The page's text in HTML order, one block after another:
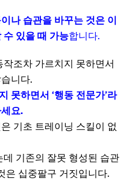
나 습관을 바꾸는 것은 이
수 있을 때 가능합니다.
조차 가르치지 못하면서
니다.
못하면서 ‘행동 전문가’라
요.
기초 트레이닝 스킬이 없
기존의 잘못 형성된 습관
은 십중팔구 거짓입니다.